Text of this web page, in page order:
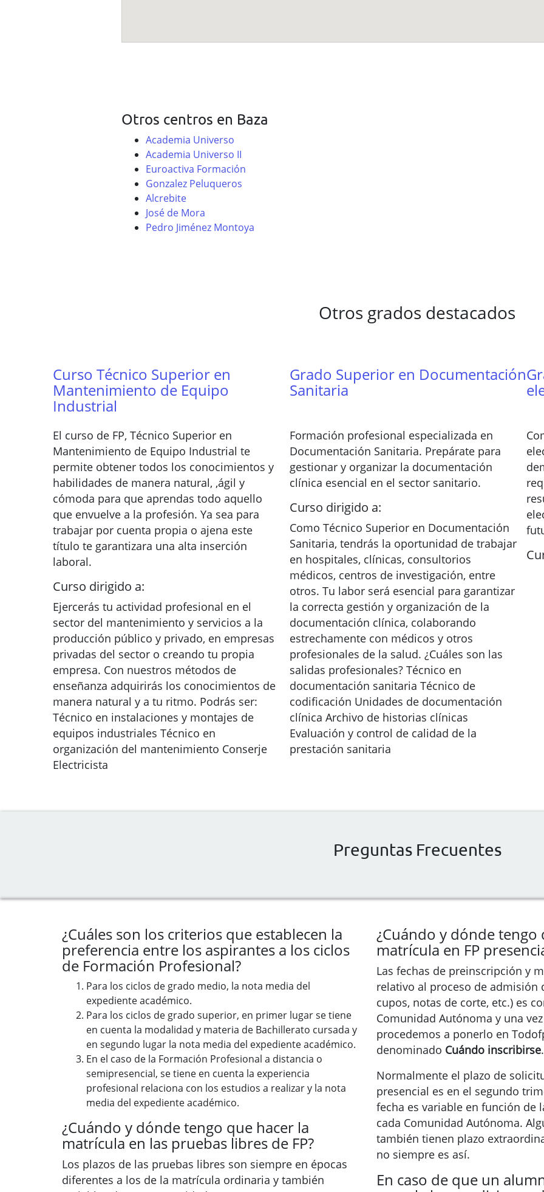
Otros centros en Baza
Academia Universo
Academia Universo II
Euroactiva Formación
Gonzalez Peluqueros
Alcrebite
José de Mora
Pedro Jiménez Montoya
Otros grados destacados
Curso Técnico Superior en
Mantenimiento de Equipo
Industrial
El curso de FP, Técnico Superior en
Mantenimiento de Equipo Industrial te
permite obtener todos los conocimientos y
habilidades de manera natural, ,ágil y
cómoda para que aprendas todo aquello
que envuelve a la profesión. Ya sea para
trabajar por cuenta propia o ajena este
título te garantizara una alta inserción
laboral.
Curso dirigido a:
Ejercerás tu actividad profesional en el
sector del mantenimiento y servicios a la
producción público y privado, en empresas
privadas del sector o creando tu propia
empresa. Con nuestros métodos de
enseñanza adquirirás los conocimientos de
manera natural y a tu ritmo. Podrás ser:
Técnico en instalaciones y montajes de
equipos industriales Técnico en
organización del mantenimiento Conserje
Electricista
Grado Superior en Documentación
Sanitaria
Formación profesional especializada en
Documentación Sanitaria. Prepárate para
gestionar y organizar la documentación
clínica esencial en el sector sanitario.
Curso dirigido a:
Como Técnico Superior en Documentación
Sanitaria, tendrás la oportunidad de trabajar
en hospitales, clínicas, consultorios
médicos, centros de investigación, entre
otros. Tu labor será esencial para garantizar
la correcta gestión y organización de la
documentación clínica, colaborando
estrechamente con médicos y otros
profesionales de la salud. ¿Cuáles son las
salidas profesionales? Técnico en
documentación sanitaria Técnico de
codificación Unidades de documentación
clínica Archivo de historias clínicas
Evaluación y control de calidad de la
prestación sanitaria
Preguntas Frecuentes
¿Cuáles son los criterios que establecen la
preferencia entre los aspirantes a los ciclos
de Formación Profesional?
Para los ciclos de grado medio, la nota media del
expediente académico.
Para los ciclos de grado superior, en primer lugar se tiene
en cuenta la modalidad y materia de Bachillerato cursada y
en segundo lugar la nota media del expediente académico.
En el caso de la Formación Profesional a distancia o
semipresencial, se tiene en cuenta la experiencia
profesional relaciona con los estudios a realizar y la nota
media del expediente académico.
¿Cuándo y dónde tengo que hacer la
matrícula en las pruebas libres de FP?
Los plazos de las pruebas libres son siempre en épocas
diferentes a los de la matrícula ordinaria y también
¿Cuándo y dónde tengo
matrícula en FP
Las fechas de preinscripción y
relativo al proceso de admisión
cupos, notas de corte, etc.) es
Comunidad Autónoma y una
procedemos a ponerlo en
denominado Cuándo inscribirse.
Normalmente el plazo de
presencial es en el segundo
fecha es variable en función de
cada Comunidad Autónoma.
también tienen plazo
no siempre es así.
En caso de que un